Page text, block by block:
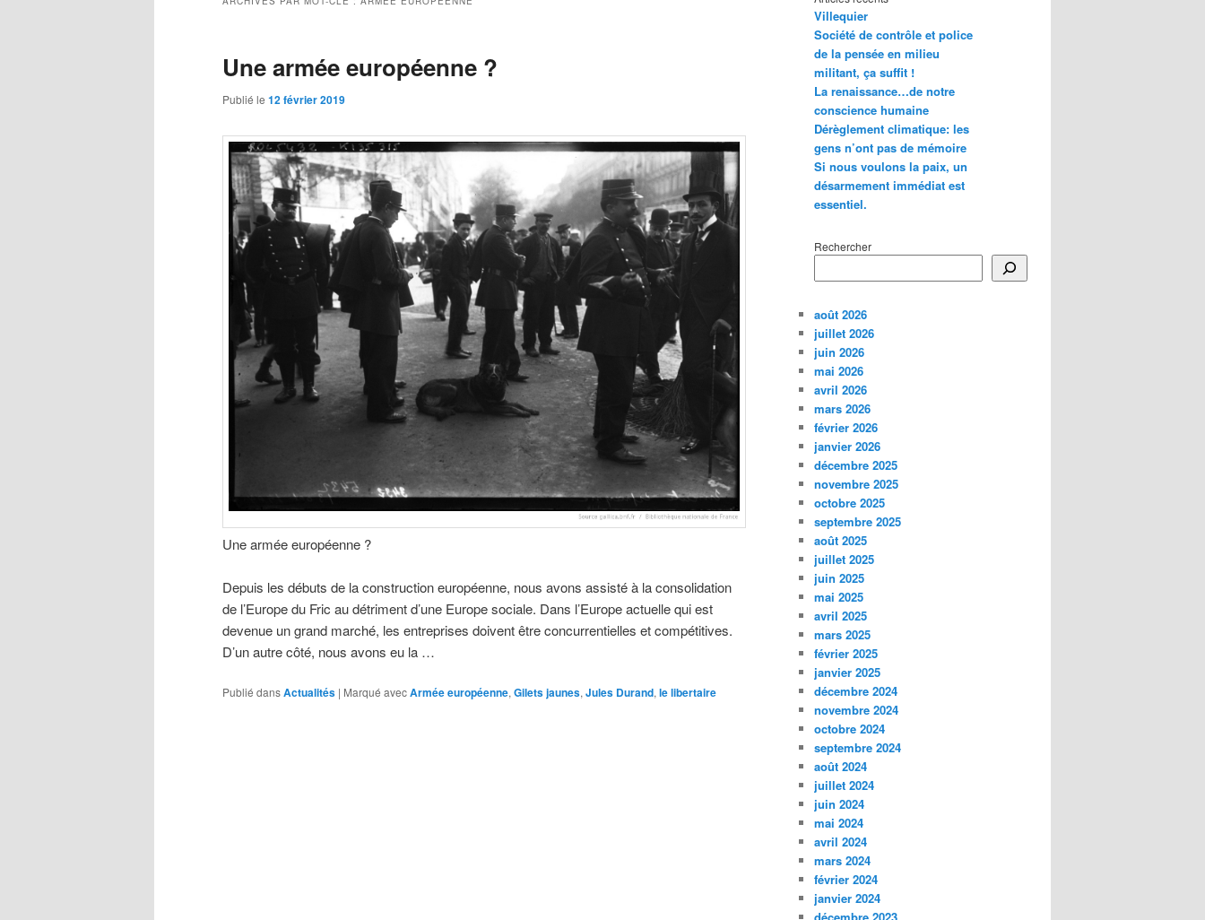
Une armée européenne ?
Publié le 12 février 2019
Une armée européenne ?
Depuis les débuts de la construction européenne, nous avons assisté à la consolidation
de l’Europe du Fric au détriment d’une Europe sociale. Dans l’Europe actuelle qui est
devenue un grand marché, les entreprises doivent être concurrentielles et compétitives.
D’un autre côté, nous avons eu la …
Publié dansActualités | Marqué avecArmée européenne, Gilets jaunes, Jules Durand, le libertaire
Villequier
Société de contrôle et police
de la pensée en milieu
militant, ça suffit !
La renaissance…de notre
conscience humaine
Dérèglement climatique: les
gens n’ont pas de mémoire
Si nous voulons la paix, un
désarmement immédiat est
essentiel.
Rechercher
août 2026
juillet 2026
juin 2026
mai 2026
avril 2026
mars 2026
février 2026
janvier 2026
décembre 2025
novembre 2025
octobre 2025
septembre 2025
août 2025
juillet 2025
juin 2025
mai 2025
avril 2025
mars 2025
février 2025
janvier 2025
décembre 2024
novembre 2024
octobre 2024
septembre 2024
août 2024
juillet 2024
juin 2024
mai 2024
avril 2024
mars 2024
février 2024
janvier 2024